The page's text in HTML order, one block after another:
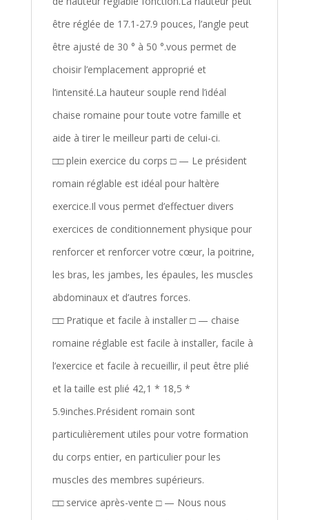
être réglée de 17.1-27.9 pouces, l’angle peut
être ajusté de 30 ° à 50 °.vous permet de
choisir l’emplacement approprié et
l’intensité.La hauteur souple rend l’idéal
chaise romaine pour toute votre famille et
aide à tirer le meilleur parti de celui-ci.
□□ plein exercice du corps □ — Le président
romain réglable est idéal pour haltère
exercice.Il vous permet d’effectuer divers
exercices de conditionnement physique pour
renforcer et renforcer votre cœur, la poitrine,
les bras, les jambes, les épaules, les muscles
abdominaux et d’autres forces.
□□ Pratique et facile à installer □ — chaise
romaine réglable est facile à installer, facile à
l’exercice et facile à recueillir, il peut être plié
et la taille est plié 42,1 * 18,5 *
5.9inches.Président romain sont
particulièrement utiles pour votre formation
du corps entier, en particulier pour les
muscles des membres supérieurs.
□□ service après-vente □ — Nous nous